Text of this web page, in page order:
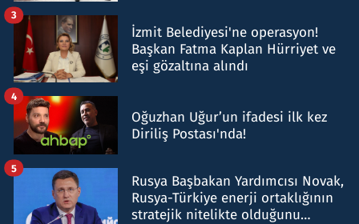
İzmit Belediyesi'ne operasyon!
Başkan Fatma Kaplan Hürriyet ve
eşi gözaltına alındı
3
Oğuzhan Uğur’un ifadesi ilk kez
Diriliş Postası'nda!
4
Rusya Başbakan Yardımcısı Novak,
Rusya-Türkiye enerji ortaklığının
stratejik nitelikte olduğunu
5